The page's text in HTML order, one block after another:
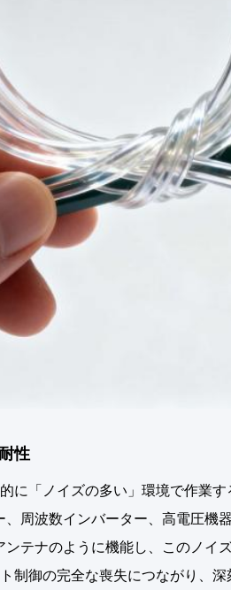
性
に「ノイズの多い」環境で作業す
周波数インバーター、高電圧機
ンテナのように機能し、このノイ
制御の完全な喪失につながり、